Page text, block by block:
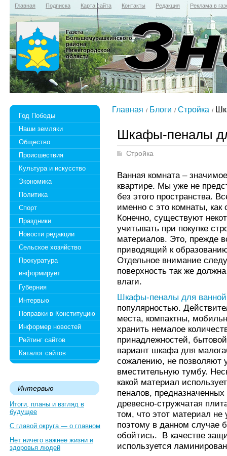
Главная Подписка Карта сайта Контакты Редакция Реклама в
Газета
Большемурашкинского
района
Нижегородской
области
Год Победы
Наши земляки
Общество
Происшествия
Культура и искусство
Экономика
Политика
Спорт
Праздники
Новости редакции
Сельское хозяйство
Прокуратура
информирует
Губерния
Интервью
Поправки в Конституцию
Информер новостей
Рейтинг сайтов
Каталог сайтов
Интервью
Итоги, планы и взгляд в
будущее
С главой округа — о главном
Нет ничего важнее жизни и
здоровья людей
Главная Блоги Стройка
Шкафы-пеналы
Стройка
Ванная комната –
квартире. Мы уже не
без этого пространства.
именно с это комнаты, как
Конечно, существуют
учитывать при покупке
материалов. Это, прежде
приводящий к
Отдельное внимание
поверхность так же
влаги.
Шкафы-пеналы для ванной
популярностью.
места, компактны,
хранить немалое
принадлежностей,
вариант шкафа для
сожалению, не позволяют
вместительную тумбу.
какой материал
пеналов,
древесно-стружчатая
том, что этот материал
поэтому в данном случае
обойтись. В качестве
используется